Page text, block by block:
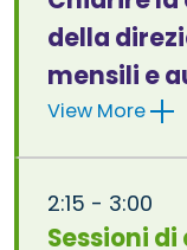
della
mensili e
View More
2:15 - 3:00
Sessioni